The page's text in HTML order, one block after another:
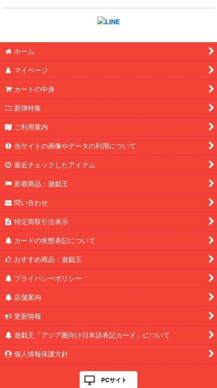
ホーム
マイページ
カートの中身
新弾特集
ご利用案内
当サイトの画像やデータの利用について
最近チェックしたアイテム
新着商品：遊戯王
問い合わせ
特定商取引法表示
カードの状態表記について
おすすめ商品：遊戯王
プライバシーポリシー
店舗案内
更新情報
遊戯王「アジア圏向け日本語表記カード」について
個人情報保護方針
PCサイト